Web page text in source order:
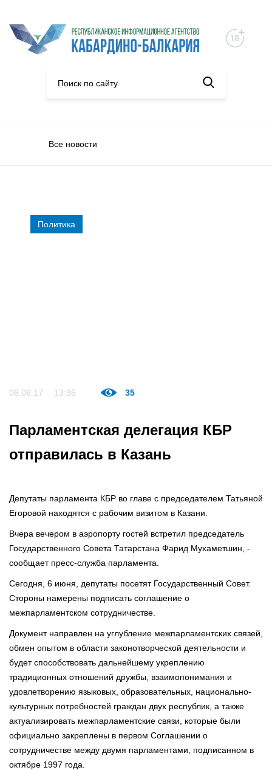
Все новости
Политика
06.06.17 13:36 35
Парламентская делегация КБР
отправилась в Казань
Депутаты парламента КБР во главе с председателем Татьяной
Егоровой находятся с рабочим визитом в Казани.
Вчера вечером в аэропорту гостей встретил председатель
Государственного Совета Татарстана Фарид Мухаметшин, -
сообщает пресс-служба парламента.
Сегодня, 6 июня, депутаты посетят Государственный Совет.
Стороны намерены подписать соглашение о
межпарламентском сотрудничестве.
Документ направлен на углубление межпарламентских связей,
обмен опытом в области законотворческой деятельности и
будет способствовать дальнейшему укреплению
традиционных отношений дружбы, взаимопонимания и
удовлетворению языковых, образовательных, национально-
культурных потребностей граждан двух республик, а также
актуализировать межпарламентские связи, которые были
официально закреплены в первом Соглашении о
сотрудничестве между двумя парламентами, подписанном в
октябре 1997 года.